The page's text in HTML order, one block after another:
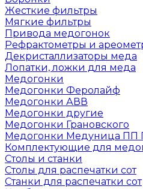
Жесткие фильтры
Мягкие фильтры
Привода медогонок
Рефрактометры и
Декристаллизаторы меда
Лопатки, ложки для меда
Медогонки
Медогонки Феролайф
Медогонки АВВ
Медогонки другие
Медогонки Грановского
Медогонки Медуница ПП
Комплектующие для
Столы и станки
Столы для распечатки сот
Станки для распечатки сот